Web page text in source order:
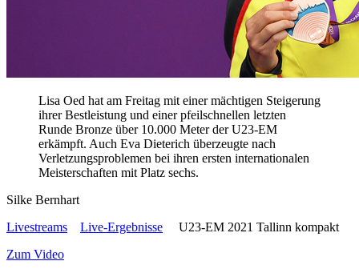
Lisa Oed hat am Freitag mit einer mächtigen Steigerung
ihrer Bestleistung und einer pfeilschnellen letzten
Runde Bronze über 10.000 Meter der U23-EM
erkämpft. Auch Eva Dieterich überzeugte nach
Verletzungsproblemen bei ihren ersten internationalen
Meisterschaften mit Platz sechs.
Silke Bernhart
Livestreams
Live-Ergebnisse U23-EM 2021 Tallinn kompakt
Zum Video